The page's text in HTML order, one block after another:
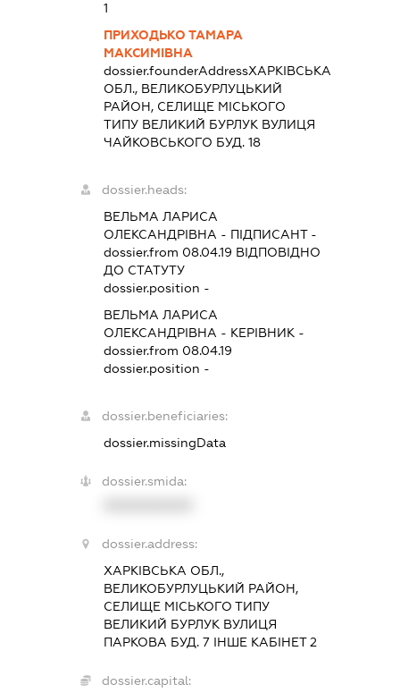
1
ПРИХОДЬКО ТАМАРА
МАКСИМІВНА
dossier.founderAddressХАРКІВСЬКА
ОБЛ., ВЕЛИКОБУРЛУЦЬКИЙ
РАЙОН, СЕЛИЩЕ МІСЬКОГО
ТИПУ ВЕЛИКИЙ БУРЛУК ВУЛИЦЯ
ЧАЙКОВСЬКОГО БУД. 18
dossier.heads:
ВЕЛЬМА ЛАРИСА
ОЛЕКСАНДРІВНА - ПІДПИСАНТ-
dossier.from 08.04.19 ВІДПОВІДНО
ДО СТАТУТУ
dossier.position -
ВЕЛЬМА ЛАРИСА
ОЛЕКСАНДРІВНА - КЕРІВНИК -
dossier.from 08.04.19
dossier.position -
dossier.beneficiaries:
dossier.missingData
dossier.smida:
dossier.address:
ХАРКІВСЬКА ОБЛ.,
ВЕЛИКОБУРЛУЦЬКИЙ РАЙОН,
СЕЛИЩЕ МІСЬКОГО ТИПУ
ВЕЛИКИЙ БУРЛУК ВУЛИЦЯ
ПАРКОВА БУД. 7 ІНШЕ КАБІНЕТ 2
dossier.capital: